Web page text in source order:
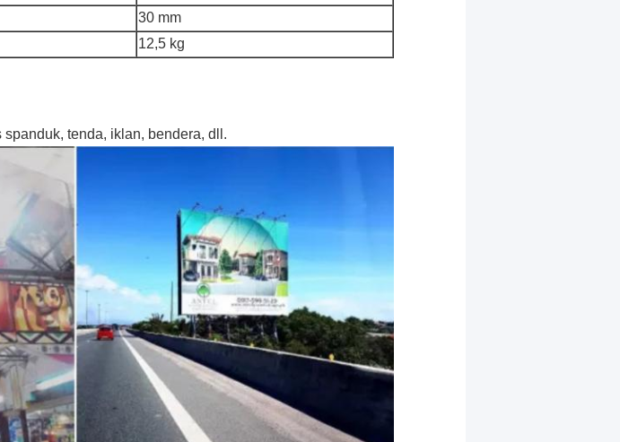
30 mm
12,5 kg
tenda, iklan, bendera, dll.